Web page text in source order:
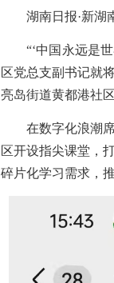
湖南日报·新湖
“‘中国永远是
区党总支副书记就
亮岛街道黄都港社
在数字化浪潮
区开设指尖课堂，
碎片化学习需求，